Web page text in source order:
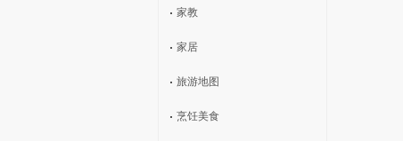
家教
家居
旅游地图
烹饪美食